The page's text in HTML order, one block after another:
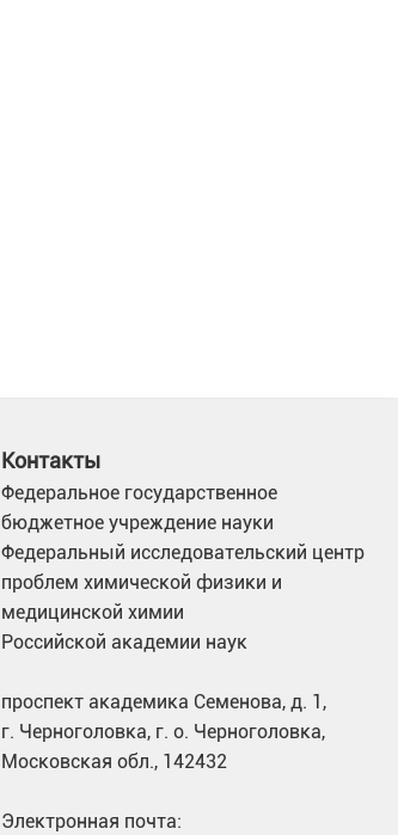
Контакты
Федеральное государственное
бюджетное учреждение науки
Федеральный исследовательский центр
проблем химической физики и
медицинской химии
Российской академии наук
проспект академика Семенова, д. 1,
г. Черноголовка, г. о. Черноголовка,
Московская обл., 142432
Электронная почта: